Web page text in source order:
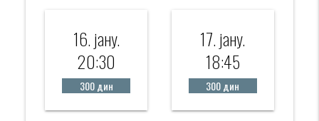
16. јанy.
20:30
300 дин
17. јанy.
18:45
300 дин